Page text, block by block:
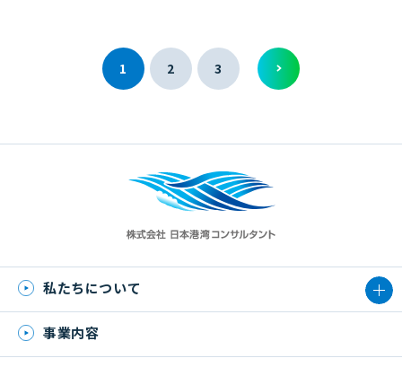
1 2 3
私たちについて
事業内容